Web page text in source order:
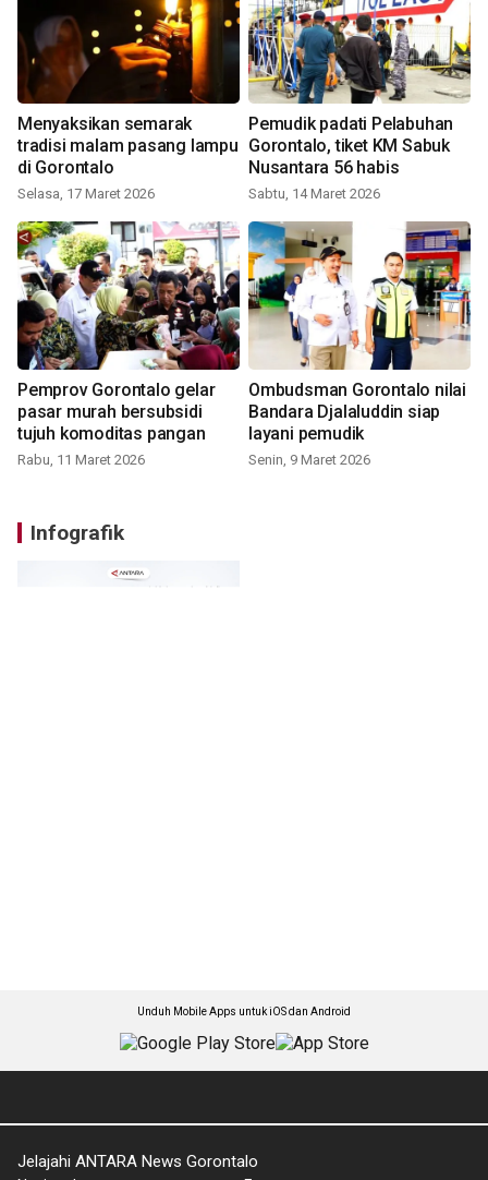
Menyaksikan semarak
tradisi malam pasang lampu
di Gorontalo
Selasa, 17 Maret 2026
Pemudik padati Pelabuhan
Gorontalo, tiket KM Sabuk
Nusantara 56 habis
Sabtu, 14 Maret 2026
Pemprov Gorontalo gelar
pasar murah bersubsidi
tujuh komoditas pangan
Rabu, 11 Maret 2026
Ombudsman Gorontalo nilai
Bandara Djalaluddin siap
layani pemudik
Senin, 9 Maret 2026
Infografik
Unduh Mobile Apps untuk iOS dan Android
Jelajahi ANTARA News Gorontalo